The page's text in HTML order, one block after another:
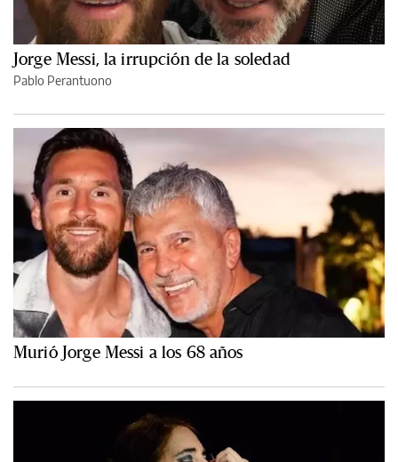
Jorge Messi, la irrupción de la soledad
Pablo Perantuono
Murió Jorge Messi a los 68 años